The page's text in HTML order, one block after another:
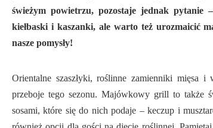
świeżym powietrzu, pozostaje jednak
kiełbaski i kaszanki, ale warto też urozmaicić
nasze pomysły!
Orientalne szaszłyki, roślinne zamienniki mięsa
przeboje tego sezonu. Majówkowy grill to także
sosami, które się do nich podaje – keczup i